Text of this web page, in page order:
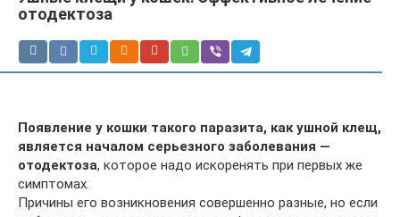
отодектоза
Появление у кошки такого паразита, как ушной клещ,
является началом серьезного заболевания —
отодектоза, которое надо искоренять при первых же
симптомах.
Причины его возникновения совершенно разные, но если